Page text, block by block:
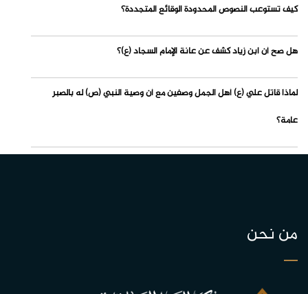
كيف تستوعب النصوص المحدودة الوقائع المتجددة؟
هل صح أن ابن زياد كشف عن عانة الإمام السجاد (ع)؟
لماذا قاتل علي (ع) أهل الجمل وصفين مع أن وصية النبي (ص) له بالصبر
عامة؟
من نحن